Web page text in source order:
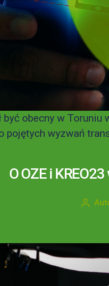
obecny w
pojętych wyzwań
O OZE i